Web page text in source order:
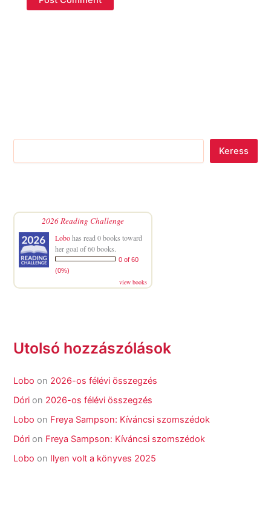
Keress
2026 Reading Challenge
Lobohas read 0 books toward
her goal of 60 books.
0 of 60
(0%)
view books
Utolsó hozzászólások
Lobo on 2026-os félévi összegzés
Dóri on 2026-os félévi összegzés
Lobo on Freya Sampson: Kíváncsi szomszédok
Dóri on Freya Sampson: Kíváncsi szomszédok
Lobo on Ilyen volt a könyves 2025